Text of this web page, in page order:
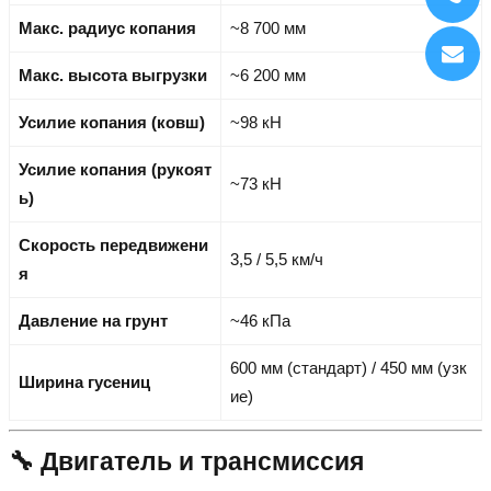
Макс. радиус копания ~8 700 мм
Макс. высота выгрузки ~6 200 мм
Усилие копания (ковш) ~98 кН
Усилие копания (рукоят
ь)
~73 кН
Скорость передвижени
я
3,5 / 5,5 км/ч
Давление на грунт ~46 кПа
Ширина гусениц
600 мм (стандарт) / 450 мм (узк
ие)
🔧 Двигатель и трансмиссия